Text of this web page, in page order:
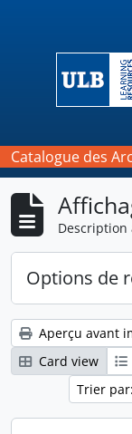
Catalogue des
Options de
Aperçu avant
Card view
Trier